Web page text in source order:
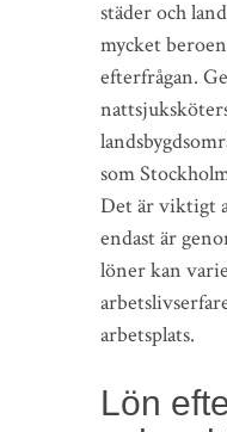
städer och
mycket
efterfrågan.
som
Det är viktigt
endast är
löner kan
arbetsplats.
Lön